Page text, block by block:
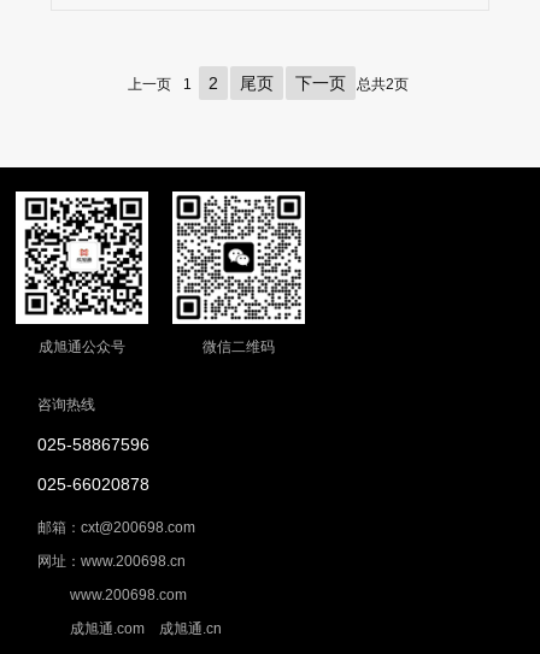
上一页 1 2 尾页 下一页 总共2页
成旭通公众号 微信二维码
咨询热线
025-58867596
025-66020878
邮箱：cxt@200698.com
网址：www.200698.cn
www.200698.com
成旭通.com 成旭通.cn